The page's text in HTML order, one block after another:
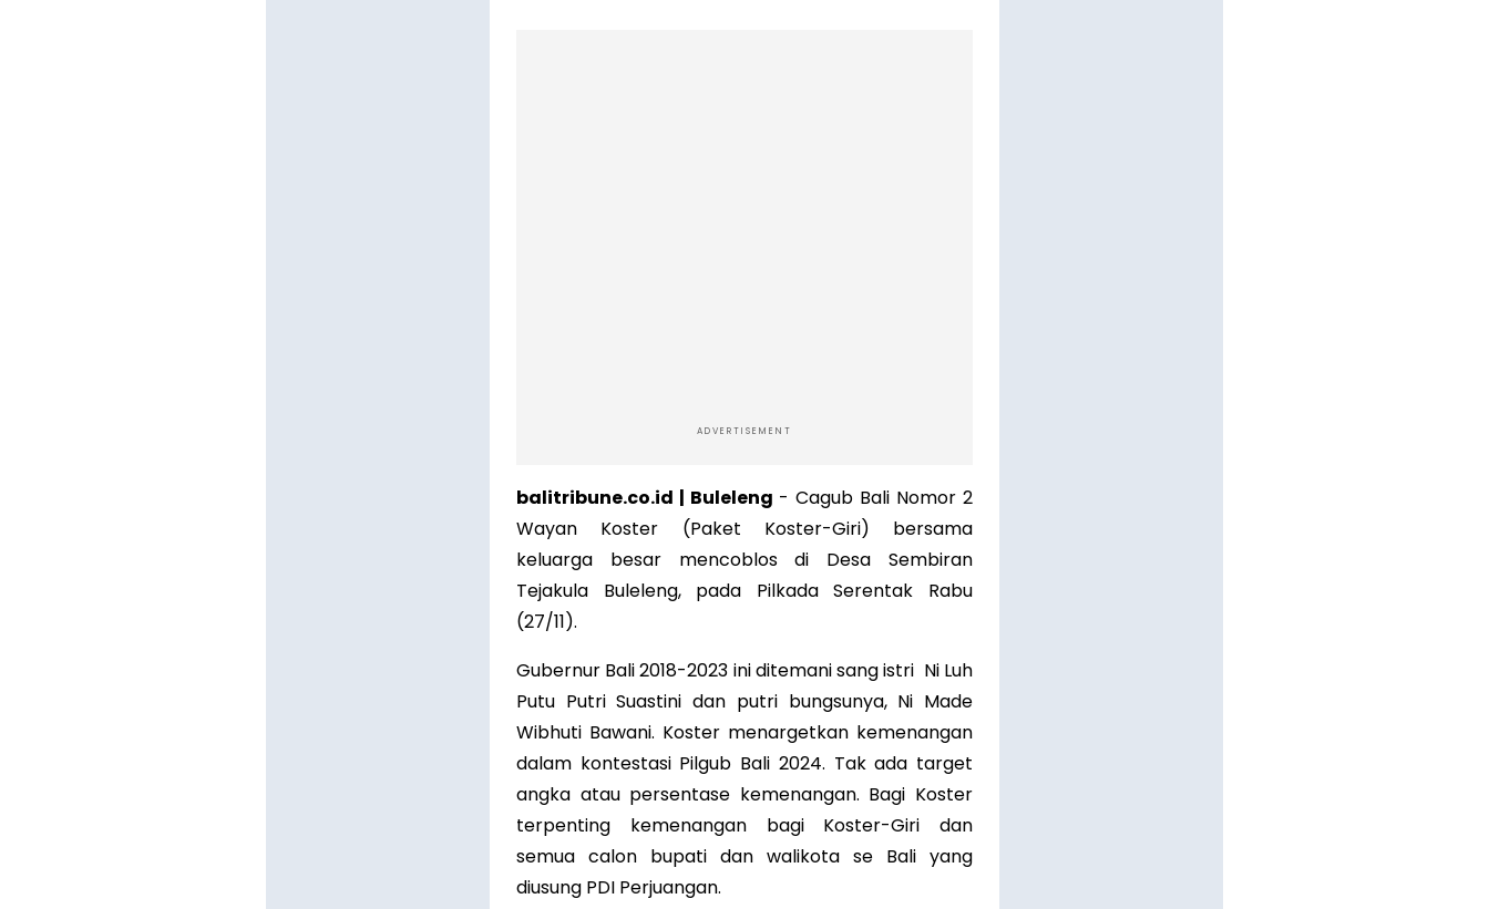
ADVERTISEMENT
balitribune.co.id | Buleleng - Cagub Bali Nomor 2
Wayan Koster (Paket Koster-Giri) bersama
keluarga besar mencoblos di Desa Sembiran
Tejakula Buleleng, pada Pilkada Serentak Rabu
(27/11).
Gubernur Bali 2018-2023 ini ditemani sang istri Ni Luh
Putu Putri Suastini dan putri bungsunya, Ni Made
Wibhuti Bawani. Koster menargetkan kemenangan
dalam kontestasi Pilgub Bali 2024. Tak ada target
angka atau persentase kemenangan. Bagi Koster
terpenting kemenangan bagi Koster-Giri dan
semua calon bupati dan walikota se Bali yang
diusung PDI Perjuangan.